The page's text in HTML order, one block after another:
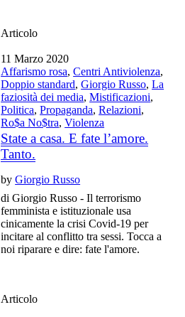
Articolo
11 Marzo 2020
Affarismo rosa,Centri Antiviolenza,
Doppio standard,Giorgio Russo,La
faziosità dei media,Mistificazioni,
Politica,Propaganda,Relazioni,
Ro$a No$tra,Violenza
State a casa. E fate l’amore.
Tanto.
byGiorgio Russo
di Giorgio Russo - Il terrorismo
femminista e istituzionale usa
cinicamente la crisi Covid-19 per
incitare al conflitto tra sessi. Tocca a
noi riparare e dire: fate l'amore.
Articolo